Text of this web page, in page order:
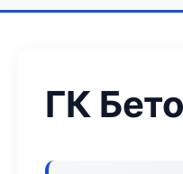
ГК